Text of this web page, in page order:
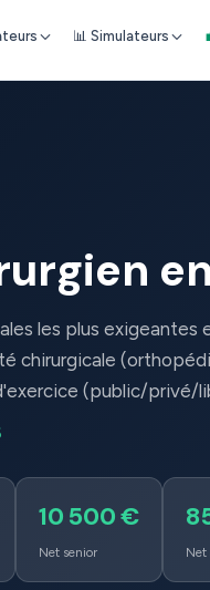
📊 Simulateurs
les plus exigeantes
chirurgicale
(public/privé/
10 500 €
Net senior